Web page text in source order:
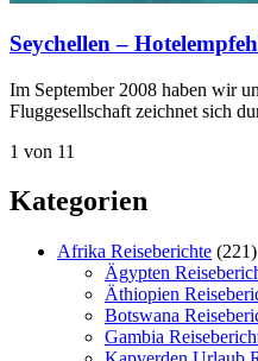
Seychellen –
Im September 2008 haben wir
Fluggesellschaft zeichnet sich
1 von 11
Kategorien
Afrika Reiseberichte (221)
Ägypten
Äthiopien
Botswana
Gambia